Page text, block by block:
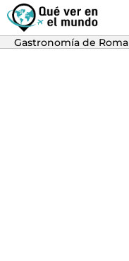
Gastronomía de Roma